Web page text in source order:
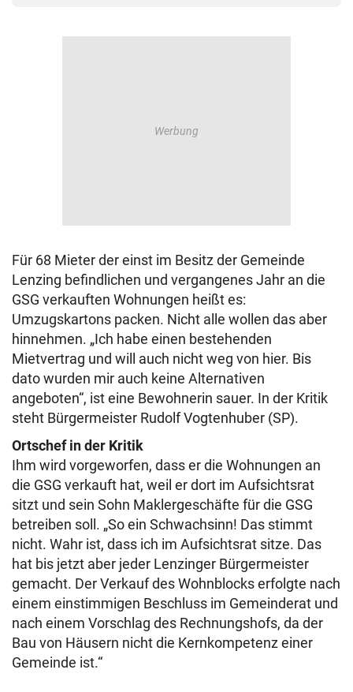
Für 68 Mieter der einst im Besitz der Gemeinde
Lenzing befindlichen und vergangenes Jahr an die
GSG verkauften Wohnungen heißt es:
Umzugskartons packen. Nicht alle wollen das aber
hinnehmen. „Ich habe einen bestehenden
Mietvertrag und will auch nicht weg von hier. Bis
dato wurden mir auch keine Alternativen
angeboten“, ist eine Bewohnerin sauer. In der Kritik
steht Bürgermeister Rudolf Vogtenhuber (SP).
Ortschef in der Kritik
Ihm wird vorgeworfen, dass er die Wohnungen an
die GSG verkauft hat, weil er dort im Aufsichtsrat
sitzt und sein Sohn Maklergeschäfte für die GSG
betreiben soll. „So ein Schwachsinn! Das stimmt
nicht. Wahr ist, dass ich im Aufsichtsrat sitze. Das
hat bis jetzt aber jeder Lenzinger Bürgermeister
gemacht. Der Verkauf des Wohnblocks erfolgte nach
einem einstimmigen Beschluss im Gemeinderat und
nach einem Vorschlag des Rechnungshofs, da der
Bau von Häusern nicht die Kernkompetenz einer
Gemeinde ist.“